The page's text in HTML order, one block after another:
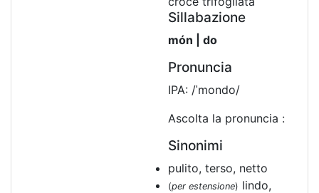
Sillabazione
món | do
Pronuncia
IPA: /ˈmondo/
Ascolta la pronuncia :
Sinonimi
pulito, terso, netto
(per estensione) lindo,